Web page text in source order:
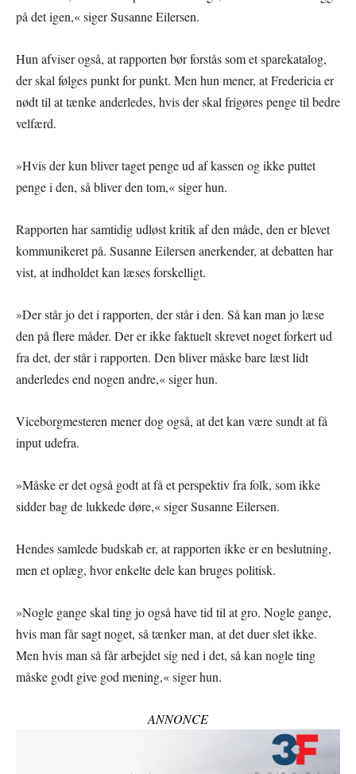
på det igen,« siger Susanne Eilersen.
Hun afviser også, at rapporten bør forstås som et sparekatalog,
der skal følges punkt for punkt. Men hun mener, at Fredericia er
nødt til at tænke anderledes, hvis der skal frigøres penge til bedre
velfærd.
»Hvis der kun bliver taget penge ud af kassen og ikke puttet
penge i den, så bliver den tom,« siger hun.
Rapporten har samtidig udløst kritik af den måde, den er blevet
kommunikeret på. Susanne Eilersen anerkender, at debatten har
vist, at indholdet kan læses forskelligt.
»Der står jo det i rapporten, der står i den. Så kan man jo læse
den på flere måder. Der er ikke faktuelt skrevet noget forkert ud
fra det, der står i rapporten. Den bliver måske bare læst lidt
anderledes end nogen andre,« siger hun.
Viceborgmesteren mener dog også, at det kan være sundt at få
input udefra.
»Måske er det også godt at få et perspektiv fra folk, som ikke
sidder bag de lukkede døre,« siger Susanne Eilersen.
Hendes samlede budskab er, at rapporten ikke er en beslutning,
men et oplæg, hvor enkelte dele kan bruges politisk.
»Nogle gange skal ting jo også have tid til at gro. Nogle gange,
hvis man får sagt noget, så tænker man, at det duer slet ikke.
Men hvis man så får arbejdet sig ned i det, så kan nogle ting
måske godt give god mening,« siger hun.
ANNONCE